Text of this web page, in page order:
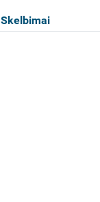
Skelbimai